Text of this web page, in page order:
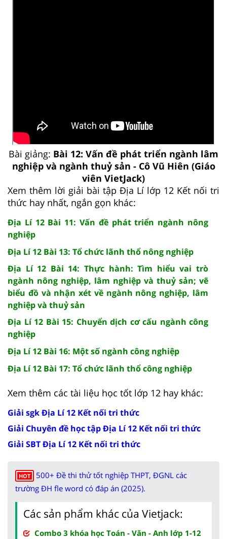
Bài giảng: Bài 12: Vấn đề phát triển ngành lâm
nghiệp và ngành thuỷ sản - Cô Vũ Hiên (Giáo
viên VietJack)
Xem thêm lời giải bài tập Địa Lí lớp 12 Kết nối tri
thức hay nhất, ngắn gọn khác:
Địa Lí 12 Bài 11: Vấn đề phát triển ngành nông
nghiệp
Địa Lí 12 Bài 13: Tổ chức lãnh thổ nông nghiệp
Địa Lí 12 Bài 14: Thực hành: Tìm hiểu vai trò
ngành nông nghiệp, lâm nghiệp và thuỷ sản; vẽ
biểu đồ và nhận xét về ngành nông nghiệp, lâm
nghiệp và thuỷ sản
Địa Lí 12 Bài 15: Chuyển dịch cơ cấu ngành công
nghiệp
Địa Lí 12 Bài 16: Một số ngành công nghiệp
Địa Lí 12 Bài 17: Tổ chức lãnh thổ công nghiệp
Xem thêm các tài liệu học tốt lớp 12 hay khác:
Giải sgk Địa Lí 12 Kết nối tri thức
Giải Chuyên đề học tập Địa Lí 12 Kết nối tri thức
Giải SBT Địa Lí 12 Kết nối tri thức
HOT
500+ Đề thi thử tốt nghiệp THPT, ĐGNL các
trường ĐH fle word có đáp án (2025).
Các sản phẩm khác của Vietjack:
Combo 3 khóa học Toán - Văn - Anh lớp 1-12